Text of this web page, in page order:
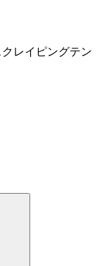
クレイピングテン